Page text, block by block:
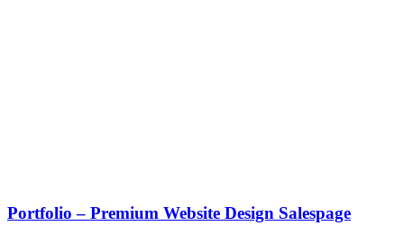
Portfolio – Premium Website Design Salespage